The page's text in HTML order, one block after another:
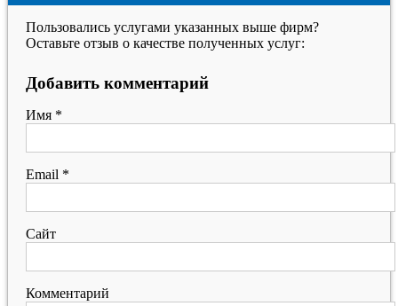
Пользовались услугами указанных выше фирм?
Оставьте отзыв о качестве полученных услуг:
Добавить комментарий
Имя *
Email *
Сайт
Комментарий